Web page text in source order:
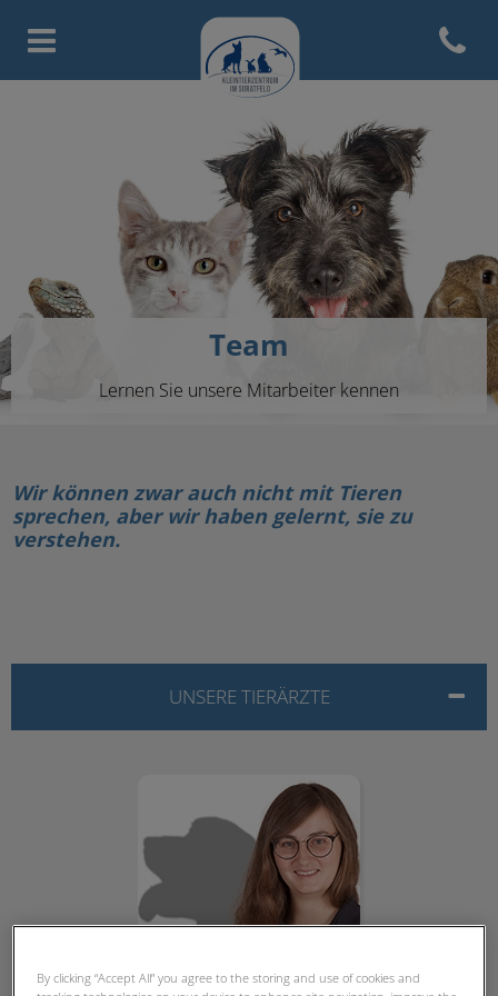
Homepage Tierarztpraxis
Open
Team
Lernen Sie unsere Mitarbeiter kennen
Wir können zwar auch nicht mit Tieren
sprechen, aber wir haben gelernt, sie zu
verstehen.
UNSERE TIERÄRZTE
Marie Becker
By clicking “Accept All” you agree to the storing and use of cookies and